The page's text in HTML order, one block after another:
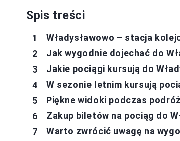
Spis treści
Władysławowo – stacja
Jak wygodnie dojechać do
Jakie pociągi kursują do
W sezonie letnim kursują
Piękne widoki podczas
Zakup biletów na pociąg do
Warto zwrócić uwagę na